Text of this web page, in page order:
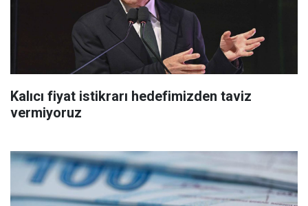
Kalıcı fiyat istikrarı hedefimizden taviz
vermiyoruz